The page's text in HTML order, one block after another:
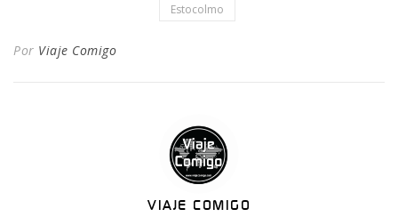
Estocolmo
Por Viaje Comigo
VIAJE COMIGO